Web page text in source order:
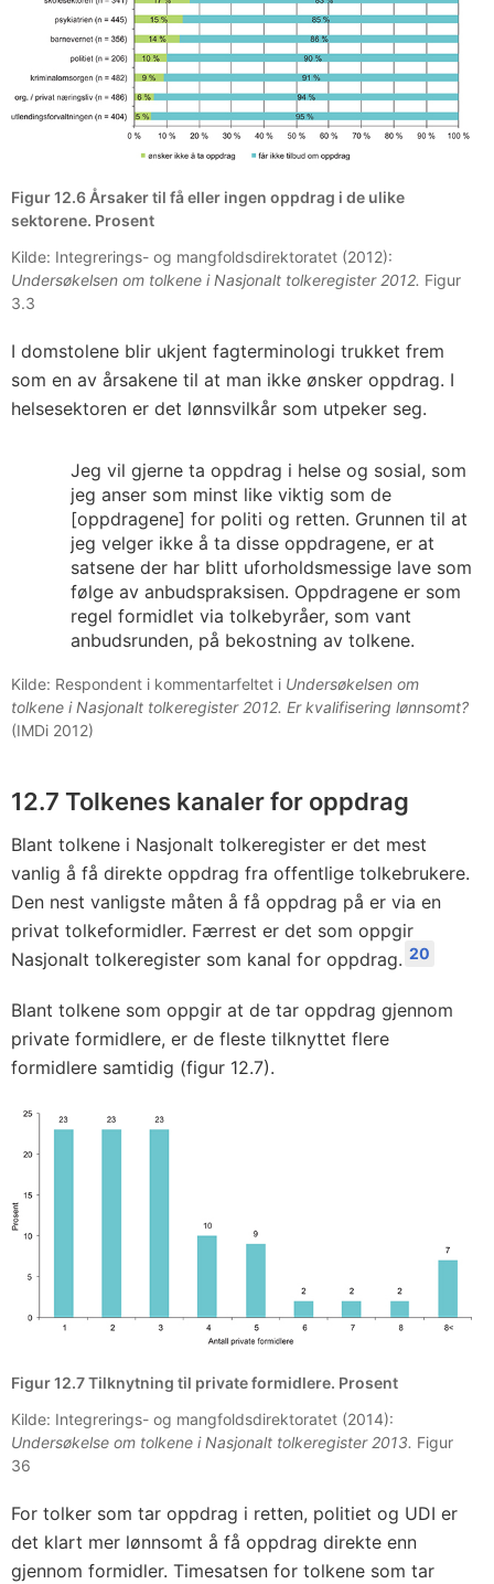
Figur 12.6 Årsaker til få eller ingen oppdrag i de ulike
sektorene. Prosent
Kilde: Integrerings- og mangfoldsdirektoratet (2012):
Undersøkelsen om tolkene i Nasjonalt tolkeregister 2012. Figur
3.3
I domstolene blir ukjent fagterminologi trukket frem
som en av årsakene til at man ikke ønsker oppdrag. I
helsesektoren er det lønnsvilkår som utpeker seg.
Jeg vil gjerne ta oppdrag i helse og sosial, som
jeg anser som minst like viktig som de
[oppdragene] for politi og retten. Grunnen til at
jeg velger ikke å ta disse oppdragene, er at
satsene der har blitt uforholdsmessige lave som
følge av anbudspraksisen. Oppdragene er som
regel formidlet via tolkebyråer, som vant
anbudsrunden, på bekostning av tolkene.
Kilde: Respondent i kommentarfeltet i Undersøkelsen om
tolkene i Nasjonalt tolkeregister 2012. Er kvalifisering lønnsomt?
(IMDi 2012)
12.7 Tolkenes kanaler for oppdrag
Blant tolkene i Nasjonalt tolkeregister er det mest
vanlig å få direkte oppdrag fra offentlige tolkebrukere.
Den nest vanligste måten å få oppdrag på er via en
privat tolkeformidler. Færrest er det som oppgir
Nasjonalt tolkeregister som kanal for oppdrag. 20
Blant tolkene som oppgir at de tar oppdrag gjennom
private formidlere, er de fleste tilknyttet flere
formidlere samtidig (figur 12.7).
Figur 12.7 Tilknytning til private formidlere. Prosent
Kilde: Integrerings- og mangfoldsdirektoratet (2014):
Undersøkelse om tolkene i Nasjonalt tolkeregister 2013. Figur
36
For tolker som tar oppdrag i retten, politiet og UDI er
det klart mer lønnsomt å få oppdrag direkte enn
gjennom formidler. Timesatsen for tolkene som tar